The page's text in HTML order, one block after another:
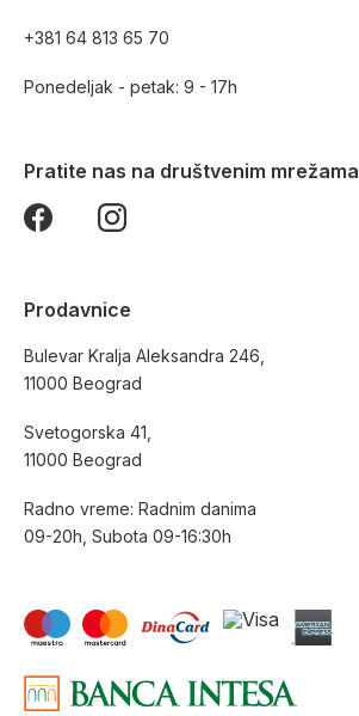
+381 64 813 65 70
Ponedeljak - petak: 9 - 17h
Pratite nas na društvenim mrežama
Prodavnice
Bulevar Kralja Aleksandra 246,
11000 Beograd
Svetogorska 41,
11000 Beograd
Radno vreme: Radnim danima
09-20h, Subota 09-16:30h